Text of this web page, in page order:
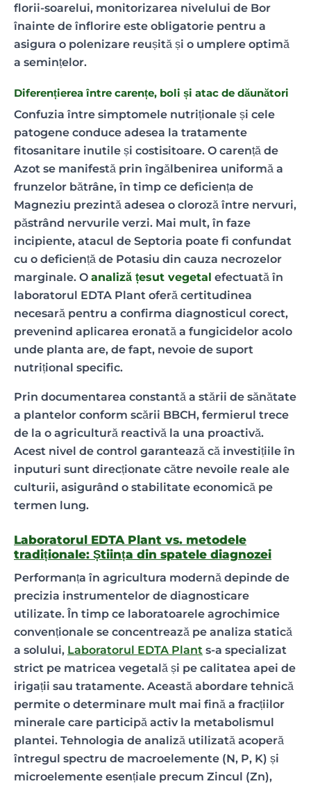
florii-soarelui, monitorizarea nivelului de Bor
înainte de înflorire este obligatorie pentru a
asigura o polenizare reușită și o umplere optimă
a semințelor.
Diferențierea între carențe, boli și atac de dăunători
Confuzia între simptomele nutriționale și cele
patogene conduce adesea la tratamente
fitosanitare inutile și costisitoare. O carență de
Azot se manifestă prin îngălbenirea uniformă a
frunzelor bătrâne, în timp ce deficiența de
Magneziu prezintă adesea o cloroză între nervuri,
păstrând nervurile verzi. Mai mult, în faze
incipiente, atacul de Septoria poate fi confundat
cu o deficiență de Potasiu din cauza necrozelor
marginale. O analiză țesut vegetal efectuată în
laboratorul EDTA Plant oferă certitudinea
necesară pentru a confirma diagnosticul corect,
prevenind aplicarea eronată a fungicidelor acolo
unde planta are, de fapt, nevoie de suport
nutrițional specific.
Prin documentarea constantă a stării de sănătate
a plantelor conform scării BBCH, fermierul trece
de la o agricultură reactivă la una proactivă.
Acest nivel de control garantează că investițiile în
inputuri sunt direcționate către nevoile reale ale
culturii, asigurând o stabilitate economică pe
termen lung.
Laboratorul EDTA Plant vs. metodele
tradiționale: Știința din spatele diagnozei
Performanța în agricultura modernă depinde de
precizia instrumentelor de diagnosticare
utilizate. În timp ce laboratoarele agrochimice
convenționale se concentrează pe analiza statică
a solului, Laboratorul EDTA Plant s-a specializat
strict pe matricea vegetală și pe calitatea apei de
irigații sau tratamente. Această abordare tehnică
permite o determinare mult mai fină a fracțiilor
minerale care participă activ la metabolismul
plantei. Tehnologia de analiză utilizată acoperă
întregul spectru de macroelemente (N, P, K) și
microelemente esențiale precum Zincul (Zn),